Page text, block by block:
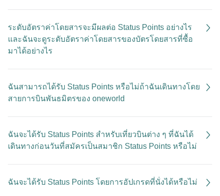
ระดับอัตราค่าโดยสารจะมีผลต่อ Status Points อย่างไร
และฉันจะดูระดับอัตราค่าโดยสารของบัตรโดยสารที่ซื้อ
มาได้อย่างไร
ฉันสามารถได้รับ Status Points หรือไม่ถ้าฉันเดินทางโดย
สายการบินพันธมิตรของ oneworld
ฉันจะได้รับ Status Points สำหรับเที่ยวบินต่าง ๆ ที่ฉันได้
เดินทางก่อนวันที่สมัครเป็นสมาชิก Status Points หรือไม่
ฉันจะได้รับ Status Points โดยการอัปเกรดที่นั่งได้หรือไม่